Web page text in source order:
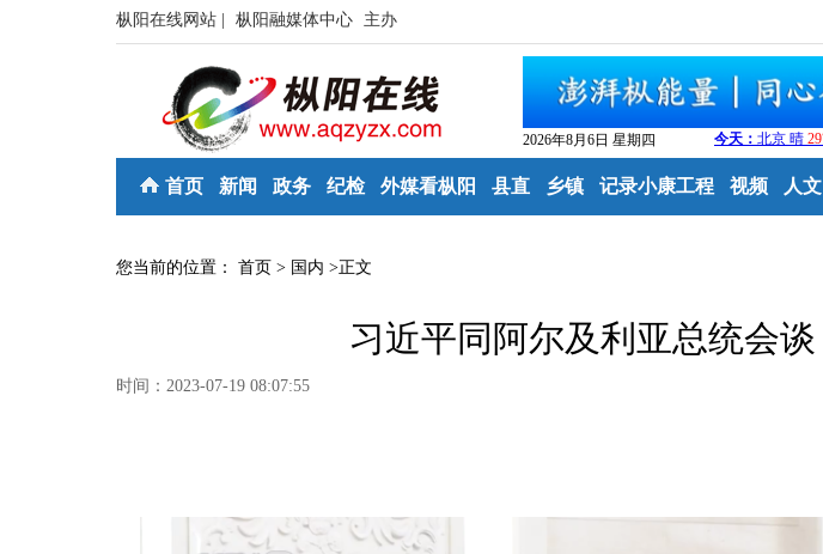
枞阳在线网站 | 枞阳融媒体中心 主办
2026年8月6日 星期四
首页 新闻 政务 纪检 外媒看枞阳 县直 乡镇 记录小康工程 视频 人文
您当前的位置： 首页 > 国内 >正文
习近平同阿尔及利亚总统会谈
时间：2023-07-19 08:07:55